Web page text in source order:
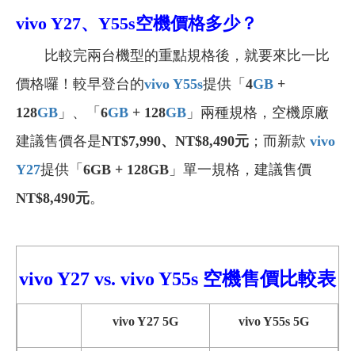
vivo Y27、Y55s空機價格多少？
比較完兩台機型的重點規格後，就要來比一比
價格囉！較早登台的vivo Y55s提供「 4GB +
128GB 」、「 6GB + 128GB 」兩種規格，空機原廠
建議售價各是NT$7,990、NT$8,490元 ；而新款 vivo
Y27提供「 6GB + 128GB 」單一規格，建議售價
NT$8,490元。
vivo Y27 vs. vivo Y55s 空機售價比較表
vivo Y27 5G vivo Y55s 5G